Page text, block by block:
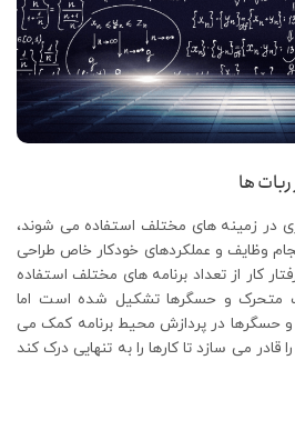
ها
در زمینه های مختلف استفاده می شوند،
وظایف و عملکردهای خودکار خاص طراحی
کار از تعداد برنامه های مختلف استفاده
متحرک و حسگرها تشکیل شده است اما
حسگرها در پردازش محیط برنامه کمک می
می سازد تا کارها را به تنهایی درک کند